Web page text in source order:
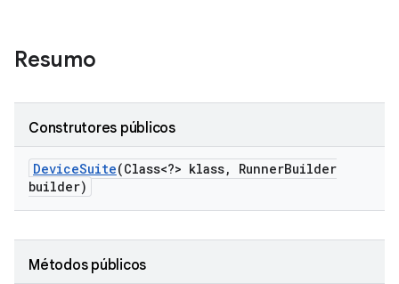
Resumo
Construtores públicos
DeviceSuite(Class<?> klass, RunnerBuilder
builder)
Métodos públicos